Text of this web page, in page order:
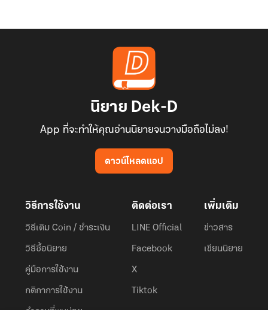
นิยาย Dek-D
App ที่จะทำให้คุณอ่านนิยายจนวางมือถือไม่ลง!
ดาวน์โหลดแอป
วิธีการใช้งาน
วิธีเติม Coin / ชำระเงิน
วิธีซื้อนิยาย
คู่มือการใช้งาน
กติกาการใช้งาน
ติดต่อเรา
LINE Official
Facebook
X
Tiktok
เพิ่มเติม
ข่าวสาร
เขียนนิยาย